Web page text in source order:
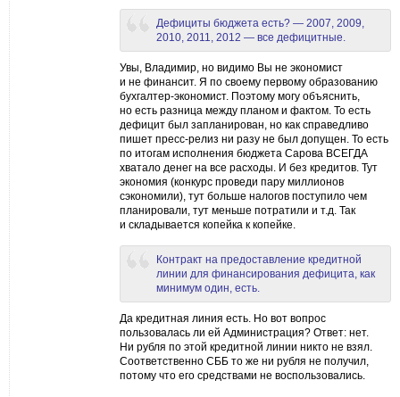
Дефициты бюджета есть? — 2007, 2009,
2010, 2011, 2012 — все дефицитные.
Увы, Владимир, но видимо Вы не экономист
и не финансит. Я по своему первому образованию
бухгалтер-экономист. Поэтому могу объяснить,
но есть разница между планом и фактом. То есть
дефицит был запланирован, но как справедливо
пишет пресс-релиз ни разу не был допущен. То есть
по итогам исполнения бюджета Сарова ВСЕГДА
хватало денег на все расходы. И без кредитов. Тут
экономия (конкурс проведи пару миллионов
сэкономили), тут больше налогов поступило чем
планировали, тут меньше потратили и т.д. Так
и складывается копейка к копейке.
Контракт на предоставление кредитной
линии для финансирования дефицита, как
минимум один, есть.
Да кредитная линия есть. Но вот вопрос
пользовалась ли ей Администрация? Ответ: нет.
Ни рубля по этой кредитной линии никто не взял.
Соответственно СББ то же ни рубля не получил,
потому что его средствами не воспользовались.